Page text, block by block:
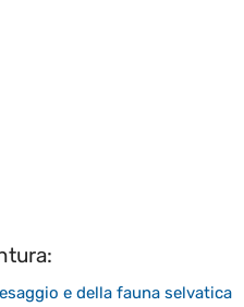
e della fauna selvatica